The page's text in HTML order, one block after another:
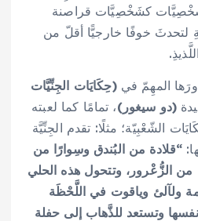
كشَخْصِيَّات قراصنة
لتحدثَ خوفًا خارجيًّا أقلّ من
المهِمّ في(حِكَايَات الجِنِّيَّات
(دو سيغور)، تمامًا كما لعبته
الشّعْبِيّة؛ مثلًا: تقدم الجِنِّيَّة
“قلادة من البُندق وسِوارًا من
من الزُّعْرور، وتتحول هذه الحلي
ولآلئ وياقوت في اللَّحْظَة
وتستعد للذَّهاب إلى حفلة